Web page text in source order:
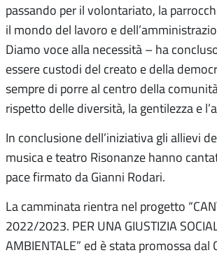
passando per il volontariato, la
il mondo del lavoro e
Diamo voce alla necessità – ha
essere custodi del creato e della
sempre di porre al centro della
rispetto delle diversità, la gentilezza e
In conclusione dell’iniziativa gli allievi
musica e teatro Risonanze hanno
pace firmato da Gianni Rodari.
La camminata rientra nel progetto
2022/2023. PER UNA GIUSTIZIA
AMBIENTALE” ed è stata promossa dal